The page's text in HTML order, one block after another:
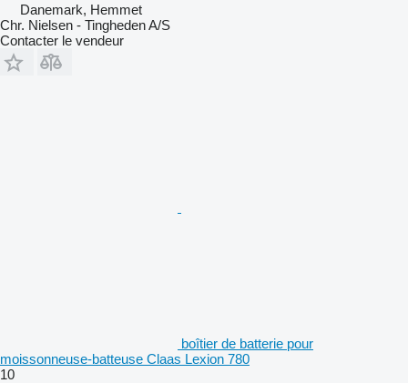
Danemark, Hemmet
Chr. Nielsen - Tingheden A/S
Contacter le vendeur
boîtier de batterie pour
moissonneuse-batteuse Claas Lexion 780
10